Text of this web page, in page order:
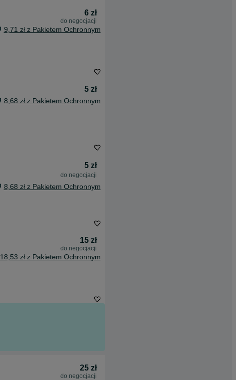
6 zł
do negocjacji
9,71 zł z Pakietem Ochronnym
5 zł
8,68 zł z Pakietem Ochronnym
5 zł
do negocjacji
8,68 zł z Pakietem Ochronnym
15 zł
do negocjacji
18,53 zł z Pakietem Ochronnym
25 zł
do negocjacji